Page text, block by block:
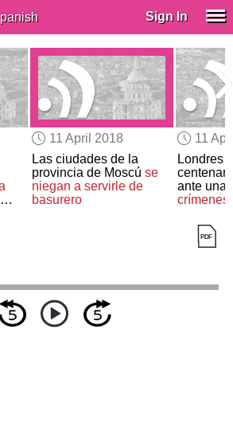
Sign In
11 April 2018
Las ciudades de la
provincia de Moscú se
niegan a servirle de
basurero
11
Londres
ante una
crímenes